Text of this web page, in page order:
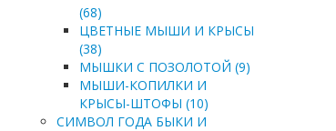
(68)
ЦВЕТНЫЕ МЫШИ И КРЫСЫ
(38)
МЫШКИ С ПОЗОЛОТОЙ (9)
МЫШИ-КОПИЛКИ И
КРЫСЫ-ШТОФЫ (10)
СИМВОЛ ГОДА БЫКИ И